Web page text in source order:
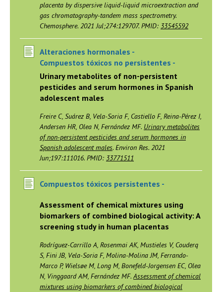
placenta by dispersive liquid-liquid microextraction and
gas chromatography-tandem mass spectrometry.
Chemosphere. 2021 Jul;274:129707. PMID: 33545592
Alteraciones hormonales -
Compuestos tóxicos no persistentes -
Urinary metabolites of non-persistent
pesticides and serum hormones in Spanish
adolescent males
Freire C, Suárez B, Vela-Soria F, Castiello F, Reina-Pérez I,
Andersen HR, Olea N, Fernández MF. Urinary metabolites
of non-persistent pesticides and serum hormones in
Spanish adolescent males. Environ Res. 2021
Jun;197:111016. PMID: 33771511
Compuestos tóxicos persistentes -
Assessment of chemical mixtures using
biomarkers of combined biological activity: A
screening study in human placentas
Rodríguez-Carrillo A, Rosenmai AK, Mustieles V, Couderq
S, Fini JB, Vela-Soria F, Molina-Molina JM, Ferrando-
Marco P, Wielsøe M, Long M, Bonefeld-Jorgensen EC, Olea
N, Vinggaard AM, Fernández MF.Assessment of chemical
mixtures using biomarkers of combined biological